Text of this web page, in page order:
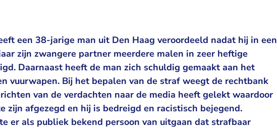
een 38-jarige man uit Den Haag veroordeeld nadat hij in een
zijn zwangere partner meerdere malen in zeer heftige
Daarnaast heeft de man zich schuldig gemaakt aan het
vuurwapen. Bij het bepalen van de straf weegt de rechtbank
van de verdachten naar de media heeft gelekt waardoor
zijn afgezegd en hij is bedreigd en racistisch bejegend.
er als publiek bekend persoon van uitgaan dat strafbaar